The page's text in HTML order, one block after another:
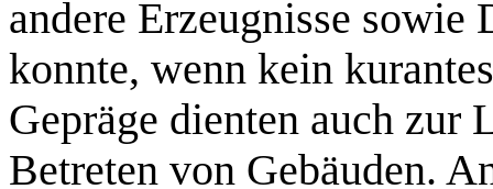
andere Erzeugnisse sowie
konnte, wenn kein
Gepräge dienten auch zur
Betreten von Gebäuden.